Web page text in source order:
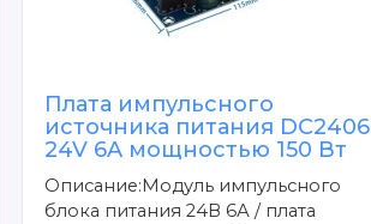
Плата импульсного
источника питания DC2406
24V 6A мощностью 150 Вт
Описание:Модуль импульсного
блока питания 24В 6А / плата